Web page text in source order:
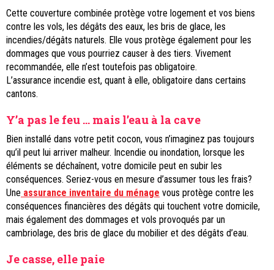
Cette couverture combinée protège votre logement et vos biens
contre les vols, les dégâts des eaux, les bris de glace, les
incendies/dégâts naturels. Elle vous protège également pour les
dommages que vous pourriez causer à des tiers. Vivement
recommandée, elle n’est toutefois pas obligatoire.
L’assurance incendie est, quant à elle, obligatoire dans certains
cantons.
Y’a pas le feu … mais l’eau à la cave
Bien installé dans votre petit cocon, vous n’imaginez pas toujours
qu’il peut lui arriver malheur. Incendie ou inondation, lorsque les
éléments se déchaînent, votre domicile peut en subir les
conséquences. Seriez-vous en mesure d’assumer tous les frais?
Une assurance inventaire du ménage vous protège contre les
conséquences financières des dégâts qui touchent votre domicile,
mais également des dommages et vols provoqués par un
cambriolage, des bris de glace du mobilier et des dégâts d’eau.
Je casse, elle paie